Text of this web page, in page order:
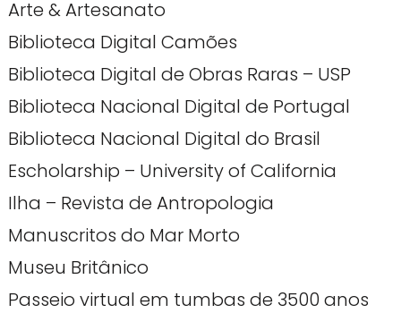
Arte & Artesanato
Biblioteca Digital Camões
Biblioteca Digital de Obras Raras – USP
Biblioteca Nacional Digital de Portugal
Biblioteca Nacional Digital do Brasil
Escholarship – University of California
Ilha – Revista de Antropologia
Manuscritos do Mar Morto
Museu Britânico
Passeio virtual em tumbas de 3500 anos